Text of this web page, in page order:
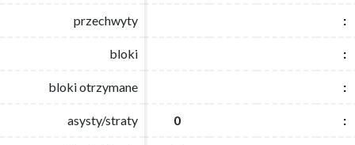
przechwyty :
bloki :
bloki otrzymane :
asysty/straty 0 :
przechwyty :
bloki :
bloki otrzymane :
asysty/straty 0 :